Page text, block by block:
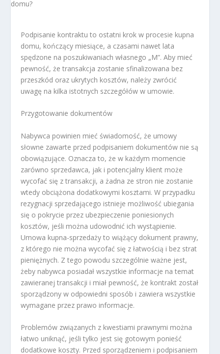
Podpisanie kontraktu to ostatni krok w procesie kupna
domu, kończący miesiące, a czasami nawet lata
spędzone na poszukiwaniach własnego „M”. Aby mieć
pewność, że transakcja zostanie sfinalizowana bez
przeszkód oraz ukrytych kosztów, należy zwrócić
uwagę na kilka istotnych szczegółów w umowie.
Przygotowanie dokumentów
Nabywca powinien mieć świadomość, że umowy
słowne zawarte przed podpisaniem dokumentów nie są
obowiązujące. Oznacza to, że w każdym momencie
zarówno sprzedawca, jak i potencjalny klient może
wycofać się z transakcji, a żadna ze stron nie zostanie
wtedy obciążona dodatkowymi kosztami. W przypadku
rezygnacji sprzedającego istnieje możliwość ubiegania
się o pokrycie przez ubezpieczenie poniesionych
kosztów, jeśli można udowodnić ich wystąpienie.
Umowa kupna-sprzedaży to wiążący dokument prawny,
z którego nie można wycofać się z łatwością i bez strat
pieniężnych. Z tego powodu szczególnie ważne jest,
żeby nabywca posiadał wszystkie informacje na temat
zawieranej transakcji i miał pewność, że kontrakt został
sporządzony w odpowiedni sposób i zawiera wszystkie
wymagane przez prawo informacje.
Problemów związanych z kwestiami prawnymi można
łatwo uniknąć, jeśli tylko jest się gotowym ponieść
dodatkowe koszty. Przed sporządzeniem i podpisaniem